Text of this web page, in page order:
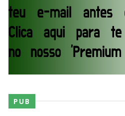
PUB